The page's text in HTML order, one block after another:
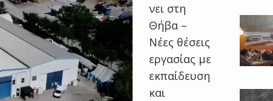
νει στη
Θήβα –
Νέες θέσεις
εργασίας με
εκπαίδευση
και